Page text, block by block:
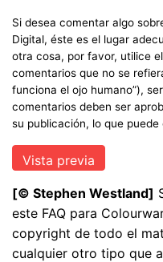
Si desea comentar algo
Digital, éste es el lugar
otra cosa, por favor, utilice
comentarios que no se
funciona el ojo humano”),
comentarios deben ser
su publicación, lo que puede
[© Stephen Westland]
este FAQ para
copyright de todo el
cualquier otro tipo que